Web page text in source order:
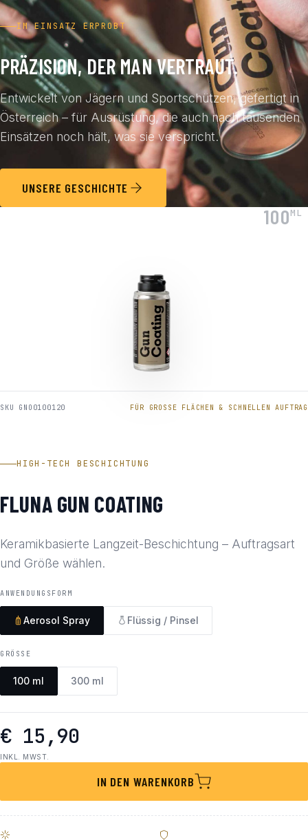
IM EINSATZ ERPROBT
PRÄZISION, DER MAN VERTRAUT.
Entwickelt von Jägern und Sportschützen, gefertigt in
Österreich – für Ausrüstung, die auch nach tausenden
Einsätzen noch hält, was sie verspricht.
UNSERE GESCHICHTE
100ML
SKU GNO0100120 FÜR GROSSE FLÄCHEN & SCHNELLEN AUFTRAG
HIGH-TECH BESCHICHTUNG
FLUNA GUN COATING
Keramikbasierte Langzeit-Beschichtung – Auftragsart
und Größe wählen.
ANWENDUNGSFORM
Aerosol Spray Flüssig / Pinsel
GRÖSSE
100 ml 300 ml
€ 15,90
INKL. MWST.
IN DEN WARENKORB